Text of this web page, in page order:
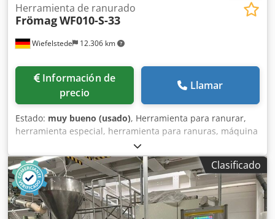
Wiefelstede 12.306 km
Herramienta de ranurado
FrömagWF010-S-33
Información de
precio
Llamar
Estado: muy bueno (usado), Herramienta para ranurar,
herramienta especial, herramienta para ranuras, máquina
para abrir ranuras, máquina para ensanchar ranuras,
herramienta para ensanchar ranuras -Herramienta
especial para ranurar agujeros ciegos -Soporte guía -
Herramienta para ranurar -Peso: 80 kg Dkjdpfeb A I Ufex
An Ejr
Clasificado